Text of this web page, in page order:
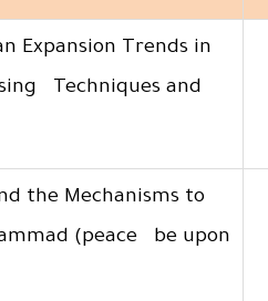
Expansion Trends in
Techniques and
the Mechanisms to
(peace be upon